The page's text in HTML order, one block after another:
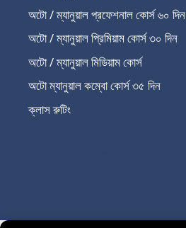
অটো / ম্যানুয়াল প্রফেশনাল কোর্স ৬০ দিন
অটো / ম্যানুয়াল প্রিমিয়াম কোর্স ৩০ দিন
অটো / ম্যানুয়াল মিডিয়াম কোর্স
অটো ম্যানুয়াল কম্বো কোর্স ৩৫ দিন
ক্লাস রুটিং